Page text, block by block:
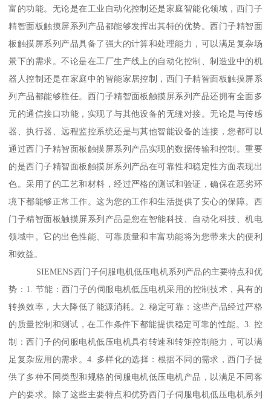
富的功能。无论是在工业自动化控制还是家庭智能化领域，西门子
精智面板触摸屏系列产品都能够发挥出其特的优势。西门子精智面
板触摸屏系列产品具备了强大的计算和处理能力，可以满足复杂场
景下的需求。不论是在工厂生产线上的自动化控制、制造业中的机
器人控制还是在家庭中的智能家居控制，西门子精智面板触摸屏系
列产品都能够胜任。西门子精智面板触摸屏系列产品还拥有全面多
元的通信接口功能，实现了与其他设备的无缝对接。无论是与传感
器、执行器、远程监控系统还是与其他智能设备的连接，您都可以
通过西门子精智面板触摸屏系列产品实现的数据传输和控制。重要
的是西门子精智面板触摸屏系列产品在可靠性和稳定性方面表现出
色。采用了的工艺和材料，经过严格的测试和验证，确保在恶劣环
境下都能够正常工作。这为您的工作和生活提供了安心的保障。西
门子精智面板触摸屏系列产品是您在智能科技、自动化科技、机电
领域中。它的出色性能、可靠质量和丰富功能将为您带来大的便利
和效益。
SIEMENS西门子伺服电机低压电机系列产品的主要特点和优
势：1. 节能：西门子的伺服电机低压电机采用的控制技术，具有的
转换效率，大大降低了能源消耗。2. 稳定可靠：这些产品经过严格
的质量控制和测试，在工作条件下都能提供稳定可靠的性能。3. 控
制：西门子的伺服电机低压电机具有转速和转矩控制能力，可以满
足复杂应用的需求。4. 多样化的选择：根据不同的需求，西门子提
供了多种不同类型和规格的伺服电机低压电机产品，以满足不同客
户的要求。除了这些主要特点和优势西门子伺服电机低压电机系列